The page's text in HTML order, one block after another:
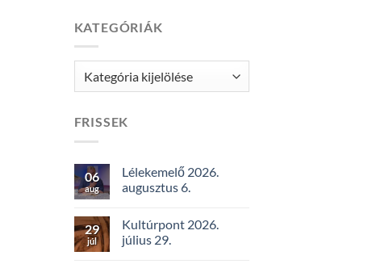
KATEGÓRIÁK
Kategóriák
FRISSEK
06
aug
Lélekemelő 2026.
augusztus 6.
29
júl
Kultúrpont 2026.
július 29.